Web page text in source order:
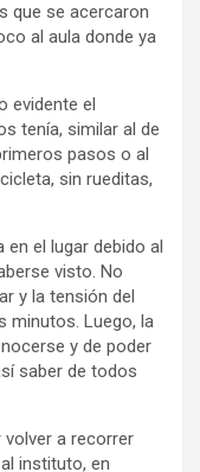
que se acercaron
al aula donde ya
evidente el
tenía, similar al de
pasos o al
sin rueditas,
el lugar debido al
visto. No
y la tensión del
minutos. Luego, la
y de poder
saber de todos
a recorrer
instituto, en